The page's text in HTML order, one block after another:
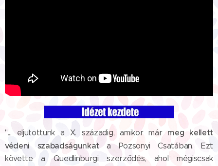
"... eljutottunk a X. századig, amikor már meg kellett
védeni szabadságunkat a Pozsonyi Csatában. Ezt
követte a Quedlinburgi szerződés, ahol mégiscsak